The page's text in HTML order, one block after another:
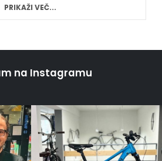
PRIKAŽI VEČ...
na Instagramu